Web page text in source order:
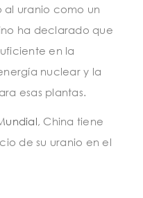
uranio como un
ha declarado que
en la
nuclear y la
esas plantas.
, China tiene
de su uranio en el